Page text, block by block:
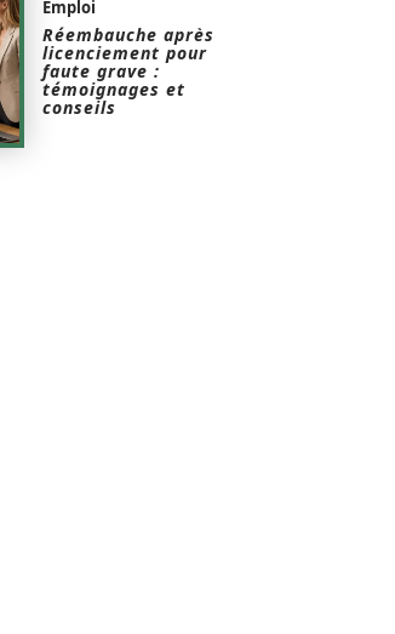
Emploi
Réembauche après
licenciement pour
faute grave :
témoignages et
conseils